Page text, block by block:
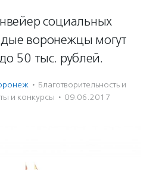
социальных
воронежцы могут
50 тыс. рублей.
· Благотвори­тель­ность и
и конкурсы · 09.06.2017